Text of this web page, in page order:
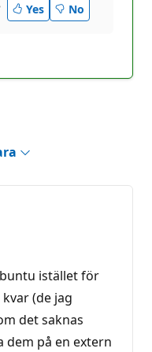
Yes No
istället för
(de jag
det saknas
dem på en extern